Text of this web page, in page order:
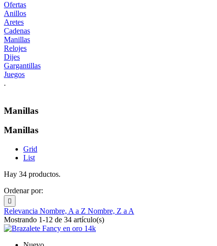
Ofertas
Anillos
Aretes
Cadenas
Manillas
Relojes
Dijes
Gargantillas
Juegos
.
Manillas
Manillas
Grid
List
Hay 34 productos.
Ordenar por:

Relevancia Nombre, A a Z Nombre, Z a A
Mostrando 1-12 de 34 artículo(s)